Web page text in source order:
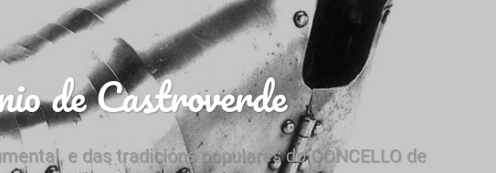
de Castroverde
e das tradicións populares do CONCELLO de